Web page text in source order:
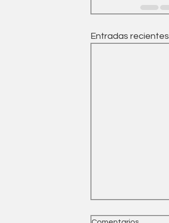
Entradas recientes